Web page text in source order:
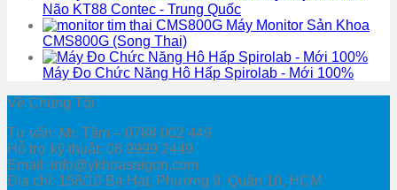
Não KT88 Contec - Trung Quốc
Máy Monitor Sản Khoa
CMS800G (Song Thai)
Máy Đo Chức Năng Hô Hấp Spirolab - Mới 100%
Về Chúng Tôi
Tư vấn: Mr. Tâm – 0788 002 449
Hỗ trợ kỹ thuật: 08 9999 2449
Email: info@ykhoasaigon.com
Địa chỉ: 158/10 Bà Hạt, Phường 9, Quận 10, HCM